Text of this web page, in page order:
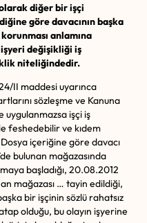
diğer bir işçi
göre davacının başka
anlamına
değişikliği iş
niteliğindedir.
II maddesi uyarınca
sözleşme ve Kanuna
uygulanmazsa işçi iş
feshedebilir ve kıdem
içeriğine göre davacı
bulunan mağazasında
başladığı, 20.08.2012
mağazası … tayin edildiği,
bir işçinin sözlü rahatsız
olduğu, bu olayın işyerine